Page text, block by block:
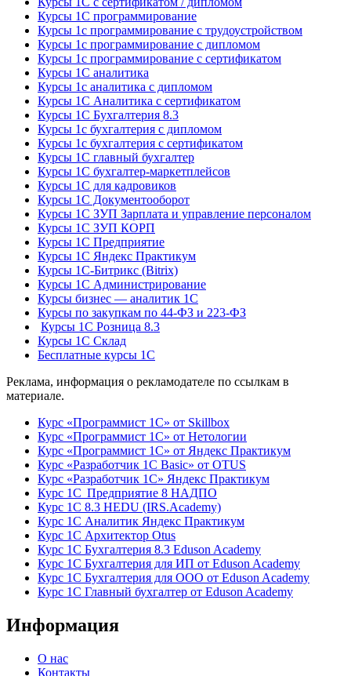
Курсы 1С программирование
Курсы 1с программирование с трудоустройством
Курсы 1с программирование с дипломом
Курсы 1с программирование с сертификатом
Курсы 1С аналитика
Курсы 1с аналитика с дипломом
Курсы 1С Аналитика с сертификатом
Курсы 1С Бухгалтерия 8.3
Курсы 1с бухгалтерия с дипломом
Курсы 1с бухгалтерия с сертификатом
Курсы 1С главный бухгалтер
Курсы 1С бухгалтер-маркетплейсов
Курсы 1С для кадровиков
Курсы 1С Документооборот
Курсы 1С ЗУП Зарплата и управление персоналом
Курсы 1С ЗУП КОРП
Курсы 1С Предприятие
Курсы 1С Яндекс Практикум
Курсы 1С-Битрикс (Bitrix)
Курсы 1С Администрирование
Курсы бизнес — аналитик 1С
Курсы по закупкам по 44‑ФЗ и 223‑ФЗ
Курсы 1С Розница 8.3
Курсы 1С Склад
Бесплатные курсы 1С
Реклама, информация о рекламодателе по ссылкам в
материале.
Курс «Программист 1С» от Skillbox
Курс «Программист 1С» от Нетологии
Курс «Программист 1С» от Яндекс Практикум
Курс «Разработчик 1С Basic» от OTUS
Курс «Разработчик 1С» Яндекс Практикум
Курс 1С Предприятие 8 НАДПО
Курс 1С 8.3 HEDU (IRS.Academy)
Курс 1С Аналитик Яндекс Практикум
Курс 1С Архитектор Otus
Курс 1С Бухгалтерия 8.3 Eduson Academy
Курс 1С Бухгалтерия для ИП от Eduson Academy
Курс 1С Бухгалтерия для ООО от Eduson Academy
Курс 1С Главный бухгалтер от Eduson Academy
Информация
О нас
Контакты